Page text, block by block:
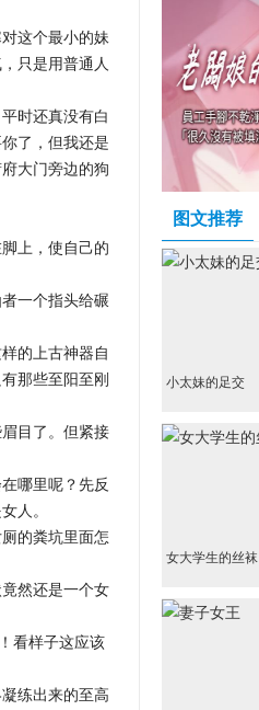
这个最小的妹
只是用普通人
时还真没有白
了，但我还是
大门旁边的狗
上，使自己的
一个指头给碾
的上古神器自
那些至阳至刚
目了。但紧接
哪里呢？先反
人。
的粪坑里面怎
然还是一个女
看样子这应该
练出来的至高
图文推荐
小太妹的足交
女大学生的丝袜